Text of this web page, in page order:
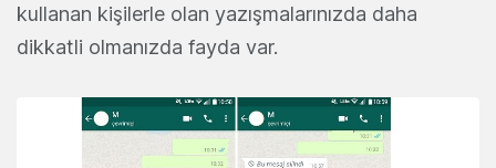
kullanan kişilerle olan yazışmalarınızda daha
dikkatli olmanızda fayda var.